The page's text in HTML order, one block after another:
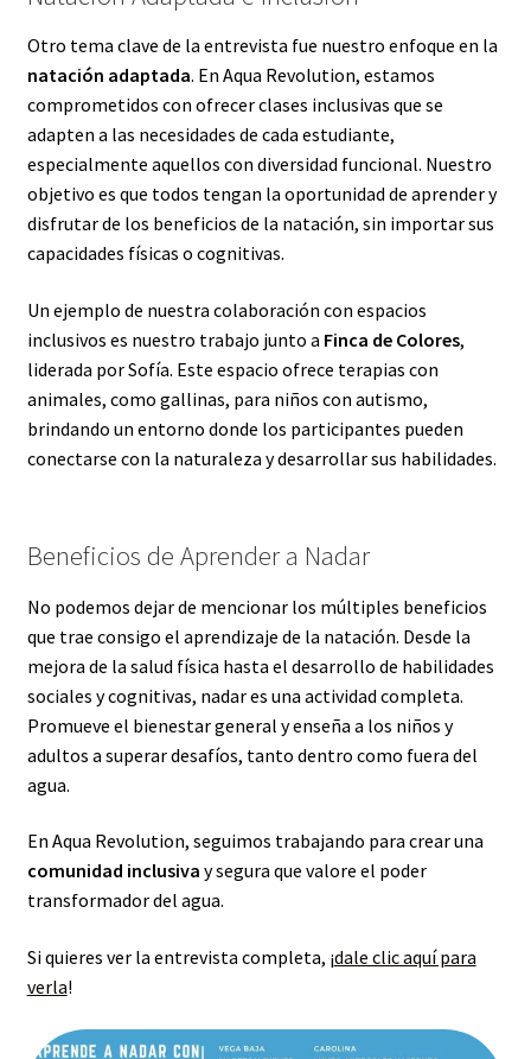
Otro tema clave de la entrevista fue nuestro enfoque en la
natación adaptada. En Aqua Revolution, estamos
comprometidos con ofrecer clases inclusivas que se
adapten a las necesidades de cada estudiante,
especialmente aquellos con diversidad funcional. Nuestro
objetivo es que todos tengan la oportunidad de aprender y
disfrutar de los beneficios de la natación, sin importar sus
capacidades físicas o cognitivas.
Un ejemplo de nuestra colaboración con espacios
inclusivos es nuestro trabajo junto a Finca de Colores,
liderada por Sofía. Este espacio ofrece terapias con
animales, como gallinas, para niños con autismo,
brindando un entorno donde los participantes pueden
conectarse con la naturaleza y desarrollar sus habilidades.
Beneficios de Aprender a Nadar
No podemos dejar de mencionar los múltiples beneficios
que trae consigo el aprendizaje de la natación. Desde la
mejora de la salud física hasta el desarrollo de habilidades
sociales y cognitivas, nadar es una actividad completa.
Promueve el bienestar general y enseña a los niños y
adultos a superar desafíos, tanto dentro como fuera del
agua.
En Aqua Revolution, seguimos trabajando para crear una
comunidad inclusiva y segura que valore el poder
transformador del agua.
Si quieres ver la entrevista completa, ¡dale clic aquí para
verla!